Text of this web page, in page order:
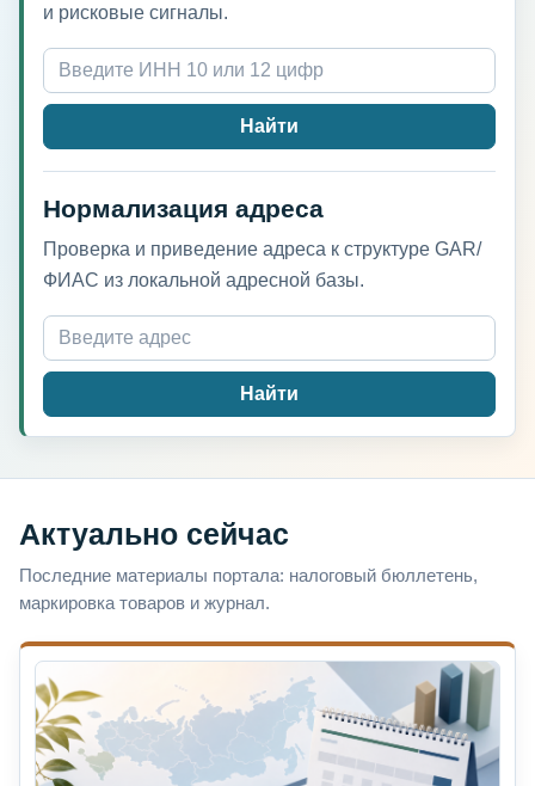
и рисковые сигналы.
Найти
Нормализация адреса
Проверка и приведение адреса к структуре GAR/
ФИАС из локальной адресной базы.
Найти
Актуально сейчас
Последние материалы портала: налоговый бюллетень,
маркировка товаров и журнал.